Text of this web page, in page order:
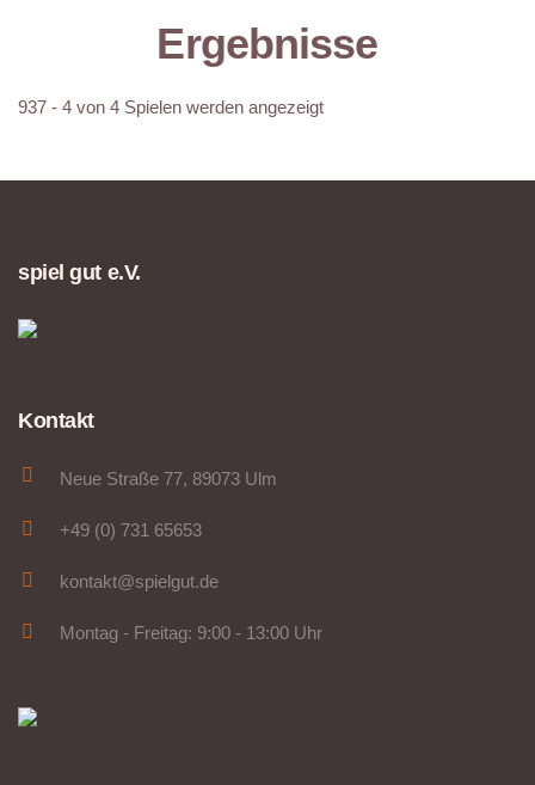
Ergebnisse
937 - 4 von 4 Spielen werden angezeigt
spiel gut e.V.
Kontakt
Neue Straße 77, 89073 Ulm
+49 (0) 731 65653
kontakt@spielgut.de
Montag - Freitag: 9:00 - 13:00 Uhr